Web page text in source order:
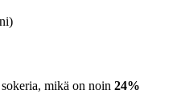
sokeria, mikä on noin 24%